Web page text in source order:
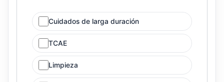
Cuidados de larga duración
TCAE
Limpieza